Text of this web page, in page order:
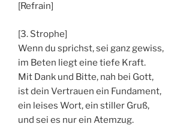
[Refrain]
[3. Strophe]
Wenn du sprichst, sei ganz gewiss,
im Beten liegt eine tiefe Kraft.
Mit Dank und Bitte, nah bei Gott,
ist dein Vertrauen ein Fundament,
ein leises Wort, ein stiller Gruß,
und sei es nur ein Atemzug.